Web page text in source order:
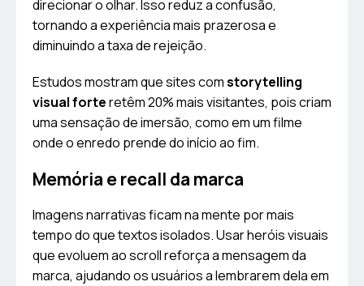
direcionar o olhar. Isso reduz a confusão,
tornando a experiência mais prazerosa e
diminuindo a taxa de rejeição.
Estudos mostram que sites comstorytelling
visual forteretêm 20% mais visitantes, pois criam
uma sensação de imersão, como em um filme
onde o enredo prende do início ao fim.
Memória e recall da marca
Imagens narrativas ficam na mente por mais
tempo do que textos isolados. Usar heróis visuais
que evoluem ao scroll reforça a mensagem da
marca, ajudando os usuários a lembrarem dela em